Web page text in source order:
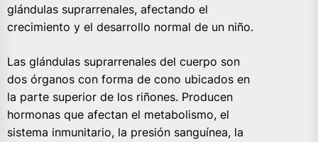
glándulas suprarrenales, afectando el
crecimiento y el desarrollo normal de un niño.
Las glándulas suprarrenales del cuerpo son
dos órganos con forma de cono ubicados en
la parte superior de los riñones. Producen
hormonas que afectan el metabolismo, el
sistema inmunitario, la presión sanguínea, la